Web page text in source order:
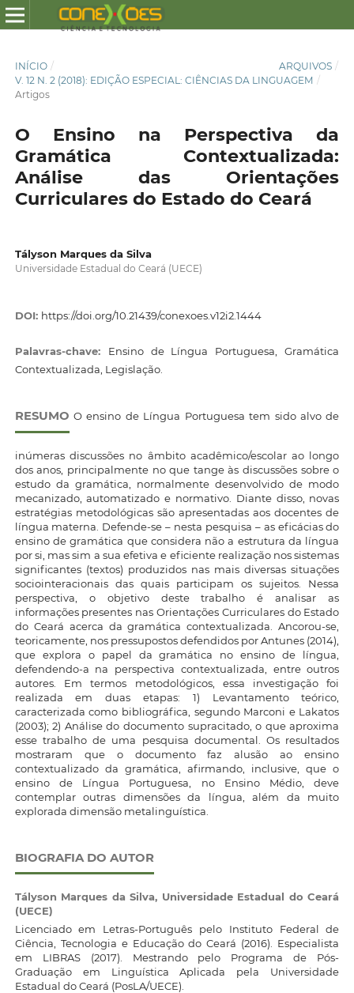
INÍCIO / ARQUIVOS /
V. 12 N. 2 (2018): EDIÇÃO ESPECIAL: CIÊNCIAS DA LINGUAGEM /
Artigos
O Ensino na Perspectiva da
Gramática Contextualizada:
Análise das Orientações
Curriculares do Estado do Ceará
Tályson Marques da Silva
Universidade Estadual do Ceará (UECE)
DOI: https://doi.org/10.21439/conexoes.v12i2.1444
Palavras-chave: Ensino de Língua Portuguesa, Gramática
Contextualizada, Legislação.
RESUMO O ensino de Língua Portuguesa tem sido alvo de
inúmeras discussões no âmbito acadêmico/escolar ao longo
dos anos, principalmente no que tange às discussões sobre o
estudo da gramática, normalmente desenvolvido de modo
mecanizado, automatizado e normativo. Diante disso, novas
estratégias metodológicas são apresentadas aos docentes de
língua materna. Defende-se – nesta pesquisa – as eficácias do
ensino de gramática que considera não a estrutura da língua
por si, mas sim a sua efetiva e eficiente realização nos sistemas
significantes (textos) produzidos nas mais diversas situações
sociointeracionais das quais participam os sujeitos. Nessa
perspectiva, o objetivo deste trabalho é analisar as
informações presentes nas Orientações Curriculares do Estado
do Ceará acerca da gramática contextualizada. Ancorou-se,
teoricamente, nos pressupostos defendidos por Antunes (2014),
que explora o papel da gramática no ensino de língua,
defendendo-a na perspectiva contextualizada, entre outros
autores. Em termos metodológicos, essa investigação foi
realizada em duas etapas: 1) Levantamento teórico,
caracterizada como bibliográfica, segundo Marconi e Lakatos
(2003); 2) Análise do documento supracitado, o que aproxima
esse trabalho de uma pesquisa documental. Os resultados
mostraram que o documento faz alusão ao ensino
contextualizado da gramática, afirmando, inclusive, que o
ensino de Língua Portuguesa, no Ensino Médio, deve
contemplar outras dimensões da língua, além da muito
explorada dimensão metalinguística.
BIOGRAFIA DO AUTOR
Tályson Marques da Silva, Universidade Estadual do Ceará
(UECE)
Licenciado em Letras-Português pelo Instituto Federal de
Ciência, Tecnologia e Educação do Ceará (2016). Especialista
em LIBRAS (2017). Mestrando pelo Programa de Pós-
Graduação em Linguística Aplicada pela Universidade
Estadual do Ceará (PosLA/UECE).